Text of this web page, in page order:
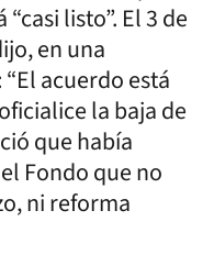
listo”. El 3 de
en una
acuerdo está
la baja de
que había
Fondo que no
ni reforma